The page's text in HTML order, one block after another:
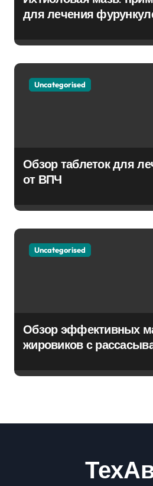
для лечения
Uncategorised
Обзор таблеток для
от ВПЧ
Uncategorised
Обзор эффективных
жировиков с